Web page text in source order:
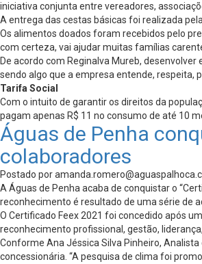
iniciativa conjunta entre vereadores,
A entrega das cestas básicas foi realizada
Os alimentos doados foram recebidos pelo
com certeza, vai ajudar muitas famílias
De acordo com Reginalva Mureb,
sendo algo que a empresa entende, respeita,
Tarifa Social
Com o intuito de garantir os direitos da
pagam apenas R$ 11 no consumo de até 10
Águas de Penha
colaboradores
Postado por
A Águas de Penha acaba de conquistar o
reconhecimento é resultado de uma série de
O Certificado Feex 2021 foi concedido após
reconhecimento profissional, gestão,
Conforme Ana Jéssica Silva Pinheiro,
concessionária. “A pesquisa de clima foi